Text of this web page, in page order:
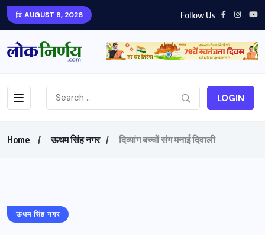
AUGUST 8, 2026 Follow Us
LOGIN
Home ऊधम सिंह नगर दिव्यांग बच्चों संग मनाई दिवाली
ऊधम सिंह नगर